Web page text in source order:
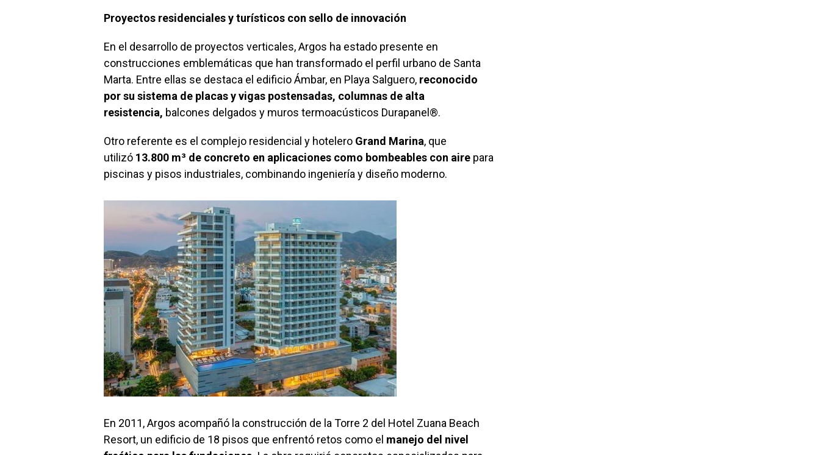
Proyectos residenciales y turísticos con sello de innovación
En el desarrollo de proyectos verticales, Argos ha estado presente en
construcciones emblemáticas que han transformado el perfil urbano de Santa
Marta. Entre ellas se destaca el edificio Ámbar, en Playa Salguero, reconocido
por su sistema de placas y vigas postensadas, columnas de alta
resistencia, balcones delgados y muros termoacústicos Durapanel®.
Otro referente es el complejo residencial y hotelero Grand Marina, que
utilizó 13.800 m³ de concreto en aplicaciones como bombeables con aire para
piscinas y pisos industriales, combinando ingeniería y diseño moderno.
En 2011, Argos acompañó la construcción de la Torre 2 del Hotel Zuana Beach
Resort, un edificio de 18 pisos que enfrentó retos como el manejo del nivel